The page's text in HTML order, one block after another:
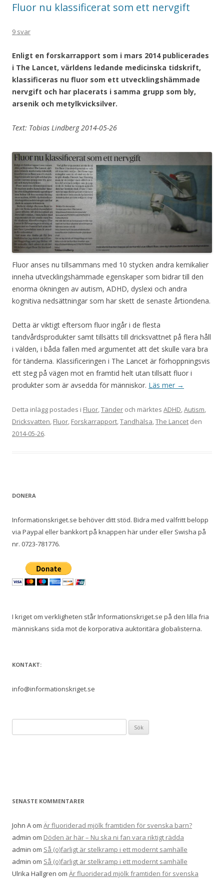
Fluor nu klassificerat som ett nervgift
9 svar
Enligt en forskarrapport som i mars 2014 publicerades
i The Lancet, världens ledande medicinska tidskrift,
klassificeras nu fluor som ett utvecklingshämmade
nervgift och har placerats i samma grupp som bly,
arsenik och metylkvicksilver.
Text: Tobias Lindberg 2014-05-26
Fluor anses nu tillsammans med 10 stycken andra kemikalier
inneha utvecklingshämmade egenskaper som bidrar till den
enorma ökningen av autism, ADHD, dyslexi och andra
kognitiva nedsättningar som har skett de senaste årtiondena.
Detta är viktigt eftersom fluor ingår i de flesta
tandvårdsprodukter samt tillsätts till dricksvattnet på flera håll
i välden, i båda fallen med argumentet att det skulle vara bra
för tänderna. Klassificeringen i The Lancet är förhoppningsvis
ett steg på vägen mot en framtid helt utan tillsatt fluor i
produkter som är avsedda för människor. Läs mer →
Detta inlägg postades i Fluor,Tänder och märktes ADHD,Autism,
Dricksvatten, Fluor, Forskarrapport,Tandhälsa,The Lancet den
2014-05-26.
DONERA
Informationskriget.se behöver ditt stöd. Bidra med valfritt belopp
via Paypal eller bankkort på knappen här under eller Swisha på
nr. 0723-781776.
I kriget om verkligheten står Informationskriget.se på den lilla fria
människans sida mot de korporativa auktoritära globalisterna.
KONTAKT:
info@informationskriget.se
ö
e
:
SENASTE KOMMENTARER
John A om Är fluoriderad mjölk framtiden för svenska barn?
admin om Döden är här – Nu ska ni fan vara riktigt rädda
admin om Så (o)farligt är stelkramp i ett modernt samhälle
admin om Så (o)farligt är stelkramp i ett modernt samhälle
Ulrika Hallgren om Är fluoriderad mjölk framtiden för svenska